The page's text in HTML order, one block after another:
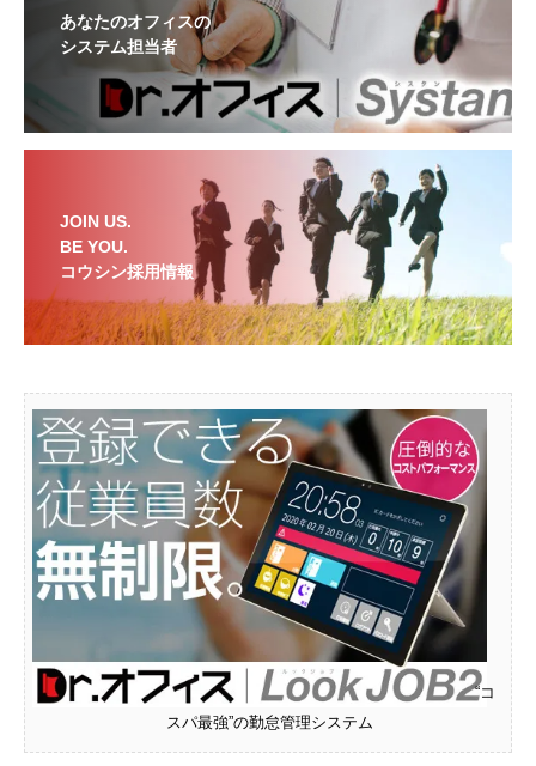
あなたのオフィスの
システム担当者
JOIN US.
BE YOU.
コウシン採用情報
“コ
スパ最強”の勤怠管理システム